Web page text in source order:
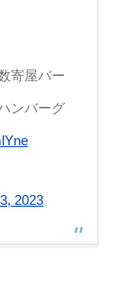
寄屋バー
ンバーグ
2023